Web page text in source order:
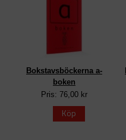
Bokstavsböckerna a-
boken
Pris: 76,00 kr
Köp